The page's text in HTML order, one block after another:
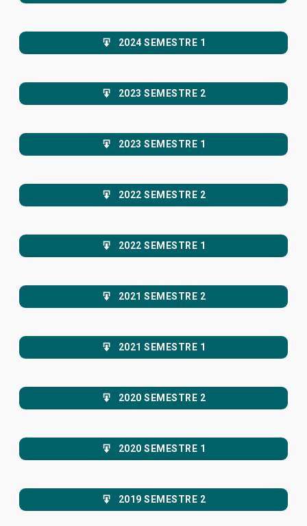
2024 SEMESTRE 1
2023 SEMESTRE 2
2023 SEMESTRE 1
2022 SEMESTRE 2
2022 SEMESTRE 1
2021 SEMESTRE 2
2021 SEMESTRE 1
2020 SEMESTRE 2
2020 SEMESTRE 1
2019 SEMESTRE 2